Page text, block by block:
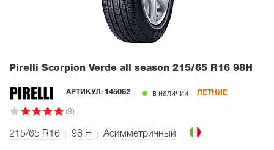
Pirelli Scorpion Verde all season 215/65 R16 98H
АРТИКУЛ: 145062 в наличии ЛЕТНИЕ
(9)
215/65 R16 98 H Асимметричный